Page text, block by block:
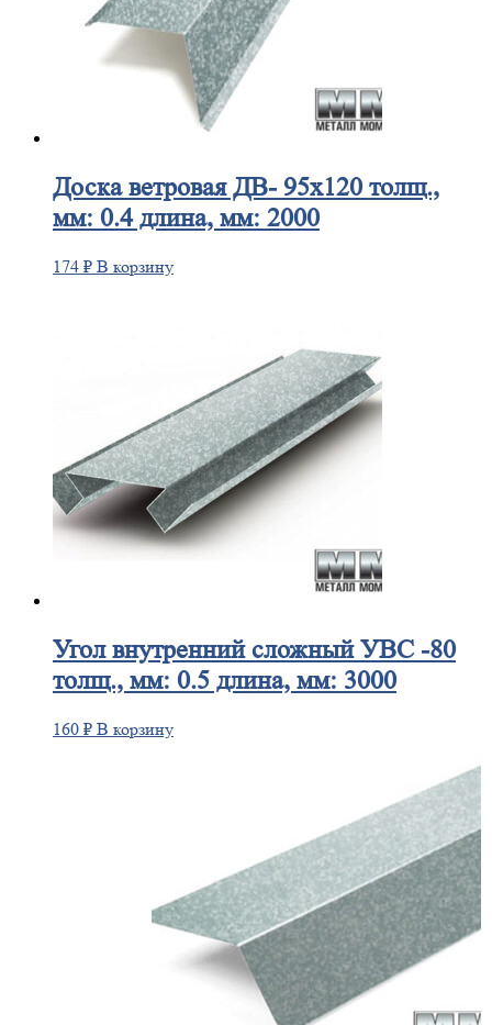
Доскаветровая ДВ- 95х120 толщ.,
мм: 0.4 длина, мм: 2000
174 ₽ В корзину
Уголвнутренний сложный УВС -80
толщ., мм: 0.5 длина, мм: 3000
160 ₽ В корзину